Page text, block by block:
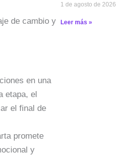
de cambio y
en una
etapa, el
el final de
promete
y
1 de agosto de 2026
Leer más »